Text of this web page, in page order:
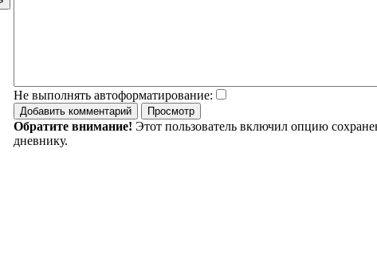
Не выполнять автоформатирование:
Обратите внимание! Этот пользователь включил опцию
дневнику.